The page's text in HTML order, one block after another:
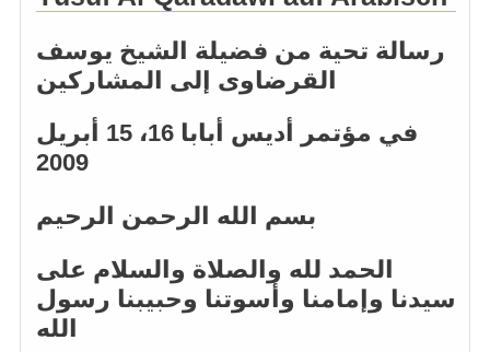
رسالة تحية من فضيلة الشيخ يوسف
القرضاوى إلى المشاركين
في مؤتمر أديس أبابا 16، 15 أبريل
2009
بسم الله الرحمن الرحيم
الحمد لله والصلاة والسلام على
سيدنا وإمامنا وأسوتنا وحبيبنا رسول
الله